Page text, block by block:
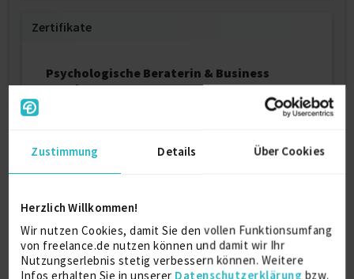
Zustimmung Details Über Cookies
Herzlich Willkommen!
Wir nutzen Cookies, damit Sie den vollen Funktionsumfang
von freelance.de nutzen können und damit wir Ihr
Nutzungserlebnis stetig verbessern können. Weitere
Infos erhalten Sie in unserer Datenschutzerklärung bzw.
Zertifikate
Psychologische Beraterin & Business
Coach
ils Institut für Lernsysteme GmbH, Hamburg
Architektur
ohne
Technische Universität Stuttgart